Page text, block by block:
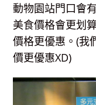
動物園站門口會
美食價格會更划
價格更優惠。(我
價更優惠XD)